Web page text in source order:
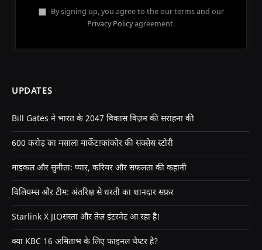
By signing up, you agree to the our terms and our
Privacy Policyagreement.
UPDATES
Bill Gates ने भारत के 2047 विकास विज़न की सराहना की
600 करोड़ का मसाला मार्केट!कांकोर की सक्सेस स्टोरी
माइकल और सुनीता: प्यार, करियर और सफलता की कहानी
विलियम्स और टीम: अंतरिक्ष से धरती का शानदार सफ़र
Starlink X JIOसस्ता और तेज़ इंटरनेट आ रहा है!
क्या KBC 16 अमिताभ के लिए फाइनल चैप्टर है?